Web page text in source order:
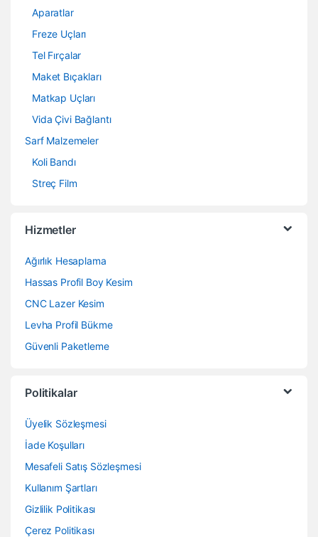
Aparatlar
Freze Uçları
Tel Fırçalar
Maket Bıçakları
Matkap Uçları
Vida Çivi Bağlantı
Sarf Malzemeler
Koli Bandı
Streç Film
Hizmetler
Ağırlık Hesaplama
Hassas Profil Boy Kesim
CNC Lazer Kesim
Levha Profil Bükme
Güvenli Paketleme
Politikalar
Üyelik Sözleşmesi
İade Koşulları
Mesafeli Satış Sözleşmesi
Kullanım Şartları
Gizlilik Politikası
Çerez Politikası